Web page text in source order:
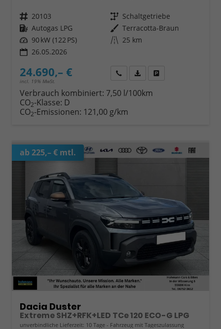
Fahrzeugnr. 20103 Getriebe Schaltgetriebe
Kraftstoff Autogas LPG Außenfarbe Terracotta-Braun
Leistung 90 kW (122 PS) Kilometerstand 25 km
26.05.2026
24.690,– €
incl. 19% MwSt.
Wir rufen Sie anFahrzeugexposé (PDF)
Verbrauch kombiniert: 7,50 l/100km
CO2-Klasse: D
CO2-Emissionen: 121,00 g/km
ab 225,– € mtl.
Dacia Duster
Extreme SHZ+RFK+LED TCe 120 ECO-G LPG
unverbindliche Lieferzeit: 10 Tage Fahrzeug mit Tageszulassung